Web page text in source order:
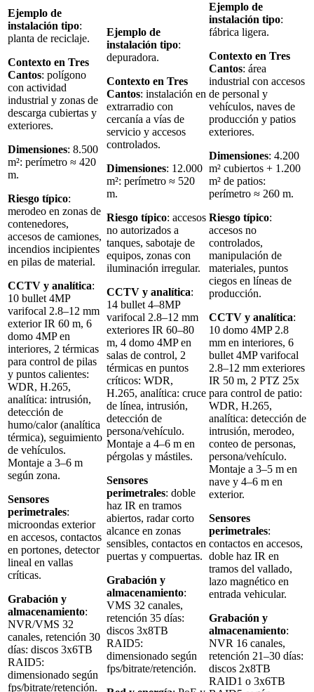
Ejemplo de
instalación tipo:
planta de reciclaje.
Contexto en Tres
Cantos: polígono
con actividad
industrial y zonas de
descarga cubiertas y
exteriores.
Dimensiones: 8.500
m²: perímetro ≈ 420
m.
Riesgo típico:
merodeo en zonas de
contenedores,
accesos de camiones,
incendios incipientes
en pilas de material.
CCTV y analítica:
10 bullet 4MP
varifocal 2.8–12 mm
exterior IR 60 m, 6
domo 4MP en
interiores, 2 térmicas
para control de pilas
y puntos calientes:
WDR, H.265,
analítica: intrusión,
detección de
humo/calor (analítica
térmica), seguimiento
de vehículos.
Montaje a 3–6 m
según zona.
Sensores
perimetrales:
microondas exterior
en accesos, contactos
en portones, detector
lineal en vallas
críticas.
Grabación y
almacenamiento:
NVR/VMS 32
canales, retención 30
días: discos 3x6TB
RAID5:
dimensionado según
fps/bitrate/retención.
Ejemplo de
instalación tipo:
depuradora.
Contexto en Tres
Cantos: instalación en
extrarradio con
cercanía a vías de
servicio y accesos
controlados.
Dimensiones: 12.000
m²: perímetro ≈ 520
m.
Riesgo típico: accesos
no autorizados a
tanques, sabotaje de
equipos, zonas con
iluminación irregular.
CCTV y analítica:
14 bullet 4–8MP
varifocal 2.8–12 mm
exteriores IR 60–80
m, 4 domo 4MP en
salas de control, 2
térmicas en puntos
críticos: WDR,
H.265, analítica: cruce
de línea, intrusión,
detección de
persona/vehículo.
Montaje a 4–6 m en
pérgolas y mástiles.
Sensores
perimetrales: doble
haz IR en tramos
abiertos, radar corto
alcance en zonas
sensibles, contactos en
puertas y compuertas.
Grabación y
almacenamiento:
VMS 32 canales,
retención 35 días:
discos 3x8TB
RAID5:
dimensionado según
fps/bitrate/retención.
Ejemplo de
instalación tipo:
fábrica ligera.
Contexto en Tres
Cantos: área
industrial con accesos
de personal y
vehículos, naves de
producción y patios
exteriores.
Dimensiones: 4.200
m² cubiertos + 1.200
m² de patios:
perímetro ≈ 260 m.
Riesgo típico:
accesos no
controlados,
manipulación de
materiales, puntos
ciegos en líneas de
producción.
CCTV y analítica:
10 domo 4MP 2.8
mm en interiores, 6
bullet 4MP varifocal
2.8–12 mm exteriores
IR 50 m, 2 PTZ 25x
para control de patio:
WDR, H.265,
analítica: detección de
intrusión, merodeo,
conteo de personas,
persona/vehículo.
Montaje a 3–5 m en
nave y 4–6 m en
exterior.
Sensores
perimetrales:
contactos en accesos,
doble haz IR en
tramos del vallado,
lazo magnético en
entrada vehicular.
Grabación y
almacenamiento:
NVR 16 canales,
retención 21–30 días:
discos 2x8TB
RAID1 o 3x6TB